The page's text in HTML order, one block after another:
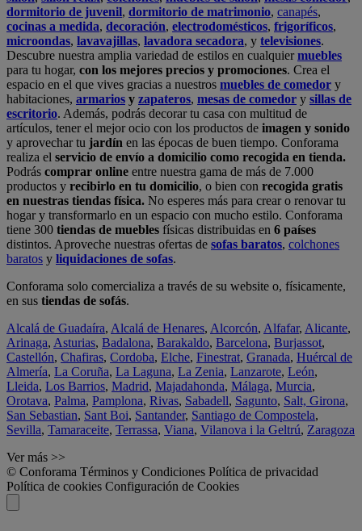
dormitorio de juvenil, dormitorio de matrimonio, canapés,
cocinas a medida, decoración, electrodomésticos, frigoríficos,
microondas, lavavajillas, lavadora secadora, y televisiones.
Descubre nuestra amplia variedad de estilos en cualquiermuebles
para tu hogar, con los mejores precios y promociones. Crea el
espacio en el que vives gracias a nuestros muebles de comedor y
habitaciones, armarios y zapateros, mesas de comedor y sillas de
escritorio. Además, podrás decorar tu casa con multitud de
artículos, tener el mejor ocio con los productos de imagen y sonido
y aprovechar tu jardín en las épocas de buen tiempo. Conforama
realiza el servicio de envío a domicilio como recogida en tienda.
Podrás comprar online entre nuestra gama de más de 7.000
productos y recibirlo en tu domicilio, o bien con recogida gratis
en nuestras tiendas física. No esperes más para crear o renovar tu
hogar y transformarlo en un espacio con mucho estilo. Conforama
tiene 300 tiendas de muebles físicas distribuidas en 6 países
distintos. Aproveche nuestras ofertas de sofas baratos, colchones
baratos y liquidaciones de sofas.
Conforama solo comercializa a través de su website o, físicamente,
en sus tiendas de sofás.
Alcalá de Guadaíra, Alcalá de Henares, Alcorcón, Alfafar, Alicante,
Arinaga, Asturias, Badalona, Barakaldo, Barcelona, Burjassot,
Castellón, Chafiras, Cordoba, Elche, Finestrat, Granada, Huércal de
Almería, La Coruña, La Laguna, La Zenia, Lanzarote, León,
Lleida, Los Barrios, Madrid, Majadahonda, Málaga, Murcia,
Orotava, Palma, Pamplona, Rivas, Sabadell, Sagunto, Salt, Girona,
San Sebastian, Sant Boi, Santander, Santiago de Compostela,
Sevilla, Tamaraceite, Terrassa, Viana, Vilanova i la Geltrú, Zaragoza
Ver más >>
© Conforama Términos y Condiciones Política de privacidad
Política de cookies Configuración de Cookies